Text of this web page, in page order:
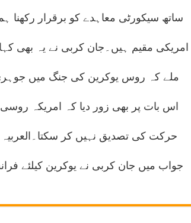
امریکی مقیم ہیں۔جان کربی نے یہ بھی
ملے کہ روس یوکرین کی جنگ میں جوہری
اس بات پر بھی زور دیا کہ امریکہ
حرکت کی تصدیق نہیں کر
جواب میں جان کربی نے یوکرین کیلئے